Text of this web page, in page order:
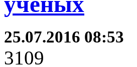
25.07.2016 08:53
3109